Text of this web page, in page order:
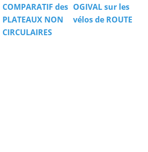
COMPARATIF des
PLATEAUX NON
CIRCULAIRES
OGIVAL sur les
vélos de ROUTE